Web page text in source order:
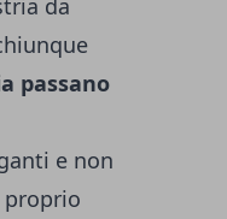
da
passano
e non
proprio